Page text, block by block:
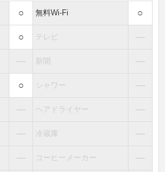
○ 無料Wi-Fi ○
○ テレビ ―
― 新聞 ―
○ シャワー ―
― ヘアドライヤー ―
― 冷蔵庫 ―
― コーヒーメーカー ―